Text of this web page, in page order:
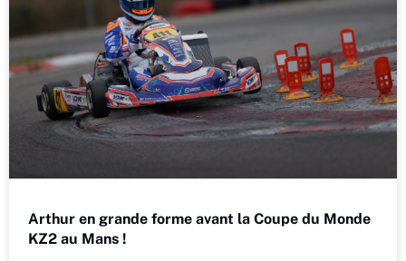
Arthur en grande forme avant la Coupe du Monde
KZ2 au Mans !